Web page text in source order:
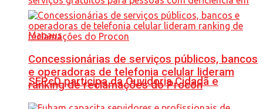
SEPcD participa da Ouvidoria Cidadã e
Concessionárias de serviços públicos, bancos
e operadoras de telefonia celular lideram
ranking de reclamações do Procon